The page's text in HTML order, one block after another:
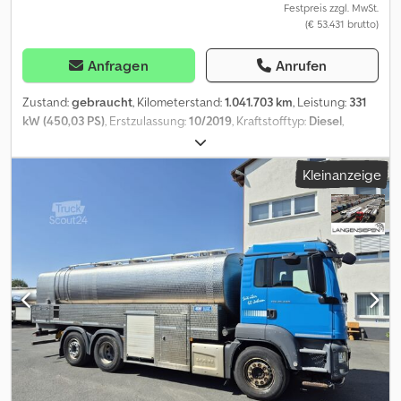
Festpreis zzgl. MwSt.
(€ 53.431 brutto)
Anfragen Anrufen
Zustand:gebraucht, Kilometerstand:1.041.703 km, Leistung: 331
kW (450,03 PS), Erstzulassung:10/2019, Kraftstofftyp: Diesel,
, Achsen-Konfiguration:
3.900 mm, Kraftstoff:Diesel, Bremsen:Retarder, Farbe:Weiß,
, Getriebetyp:Automatisch,
, Gesamtlänge:7.250 mm,
Gesamtbreite:
3.400 mm,
, Ausstattung:ABS,
Anhängerkupplung, Bordcomputer, Differentialsperre,
Klimaanlage, Nebelscheinwerfer, Retarder, Servolenkung,
Sitzheizung, Tempomat, Zentralverriegelung, elektrisch
verstellbarer Spiegel, elektrische Fensterheberregelung, =
Weitere Optionen und Zubehör = - Klimaanlage - Kühlschrank -
Multifunktionales Lenkrad - Radio - Sitzheizung vorn -
Sonnenschutzklappe - Spurhalteassistent - Startunterbrecher -
Tachograph - Zwillingsreifen = Anmerkungen = Scania R450
Kleinanzeige